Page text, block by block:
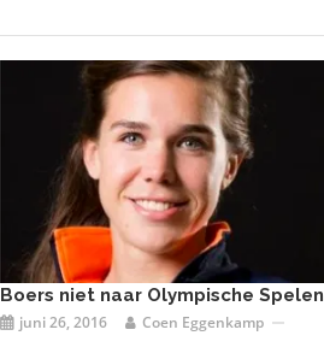
Boers niet naar Olympische Spelen
juni 26, 2016 Coen Eggenkamp